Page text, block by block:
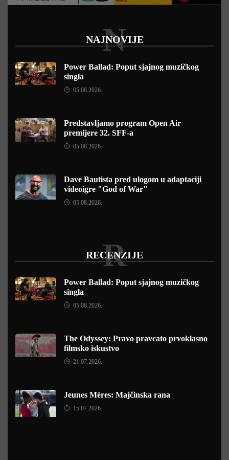
NAJNOVIJE
N
Power Ballad: Poput sjajnog muzičkog
singla
05.08.2026.
Predstavljamo program Open Air
premijere 32. SFF-a
05.08.2026.
Dave Bautista pred ulogom u adaptaciji
videoigre "God of War"
05.08.2026.
RECENZIJE
R
Power Ballad: Poput sjajnog muzičkog
singla
05.08.2026.
The Odyssey: Pravo pravcato prvoklasno
filmsko iskustvo
21.07.2026.
Jeunes Mères: Majčinska rana
15.07.2026.